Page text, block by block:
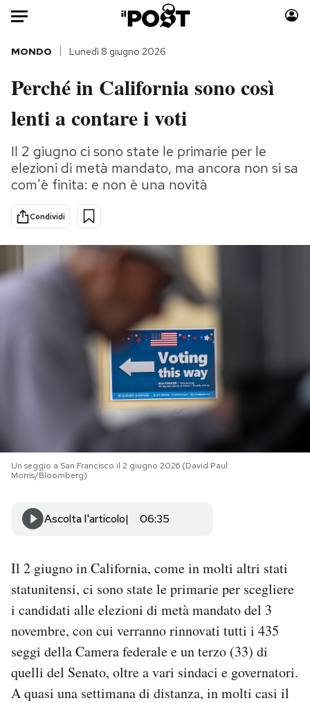
Auto
HOME
Italia
Politica
Tecnologia
Scienza
Economia
Sport
Moda
Consumismi
Storie/Idee
Mondiali calcio 2026
NEWSLETTER
I MIEI PREFERITI
SHOP
CALENDARIO
AREA PERSONALE
Area Personale
Newsletter
Notifiche mobile
Regala il Post
Hai bisogno di aiuto?
Esci
MONDO Lunedì 8 giugno 2026
Perché in California sono così
lenti a contare i voti
Il 2 giugno ci sono state le primarie per le
elezioni di metà mandato, ma ancora non si sa
com'è finita: e non è una novità
Condividi
Un seggio a San Francisco il 2 giugno 2026 (David Paul
Morris/Bloomberg)
Ascolta l'articolo 06:35
Il 2 giugno in California, come in molti altri stati
statunitensi, ci sono state le primarie per scegliere
i candidati alle elezioni di metà mandato del 3
novembre, con cui verranno rinnovati tutti i 435
seggi della Camera federale e un terzo (33) di
quelli del Senato, oltre a vari sindaci e governatori.
A quasi una settimana di distanza, in molti casi il